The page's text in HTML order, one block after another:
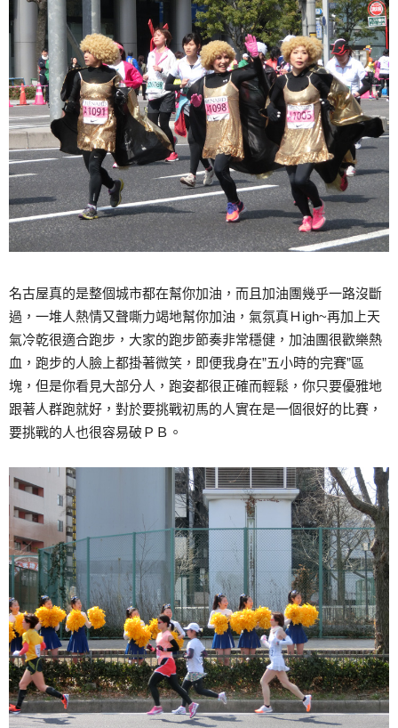
名古屋真的是整個城市都在幫你加油，而且加油團幾乎一路沒斷
過，一堆人熱情又聲嘶力竭地幫你加油，氣氛真Ｈigh~再加上天
氣冷乾很適合跑步，大家的跑步節奏非常穩健，加油團很歡樂熱
血，跑步的人臉上都掛著微笑，即便我身在”五小時的完賽”區
塊，但是你看見大部分人，跑姿都很正確而輕鬆，你只要優雅地
跟著人群跑就好，對於要挑戰初馬的人實在是一個很好的比賽，
要挑戰的人也很容易破ＰＢ。